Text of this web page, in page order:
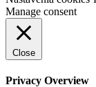
Manage consent
Close
Privacy Overview